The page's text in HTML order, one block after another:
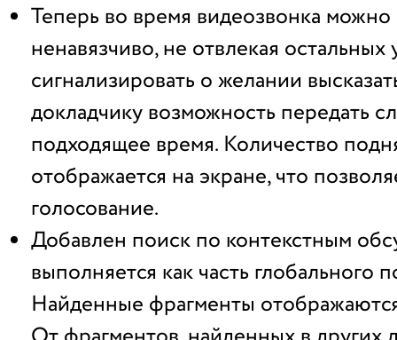
Теперь во время видеозвонка можно
ненавязчиво, не отвлекая остальных
сигнализировать о желании
докладчику возможность передать
подходящее время. Количество
отображается на экране, что
голосование.
Добавлен поиск по контекстным
выполняется как часть глобального
Найденные фрагменты